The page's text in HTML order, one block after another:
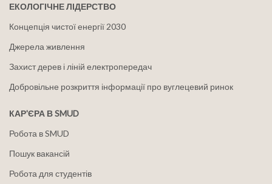
ЕКОЛОГІЧНЕ ЛІДЕРСТВО
Концепція чистої енергії 2030
Джерела живлення
Захист дерев і ліній електропередач
Добровільне розкриття інформації про вуглецевий ринок
КАР'ЄРА В SMUD
Робота в SMUD
Пошук вакансій
Робота для студентів